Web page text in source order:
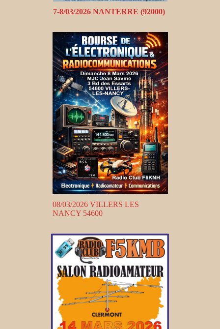
7-8/03/2026 NANTERRE (92000)
08/03/2026 VILLERS LES
NANCY 54600